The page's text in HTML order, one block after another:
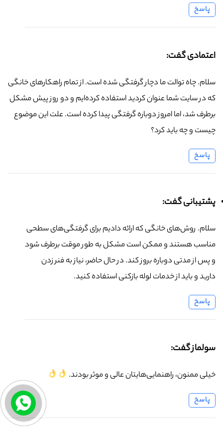
پاسخ
اعتمادی گفت:
سلام. چاه توالت ما دچار گرفتگی شده است. از تمام راهکارهای خانگی
که در سایت شما عنوان کردید استفاده کرده‌ایم و دو روز پیش مشکل
برطرف شد، اما امروز دوباره گرفتگی پیدا کرده است. علت این موضوع
چیست و چه باید کرد؟
پاسخ
پشتیبانی گفت:
سلام. روش‌های خانگی که ارائه دادیم برای گرفتگی‌های سطحی
مناسب هستند و ممکن است مشکل به طور موقت برطرف شود
و پس از مدتی دوباره بروز کند. در حال حاضر، نیاز به فنر زدن
دارید و باید از خدمات لوله بازکنی استفاده کنید.
پاسخ
سولماز گفت:
خیلی ممنون، راهنمایی‌هایتان عالی و موثر بودند.
پاسخ